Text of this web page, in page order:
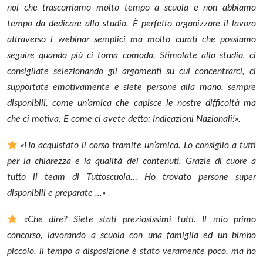
noi che trascorriamo molto tempo a scuola e non abbiamo
tempo da dedicare allo studio. È perfetto organizzare il lavoro
attraverso i webinar semplici ma molto curati che possiamo
seguire quando più ci torna comodo. Stimolate allo studio, ci
consigliate selezionando gli argomenti su cui concentrarci, ci
supportate emotivamente e siete persone alla mano, sempre
disponibili, come un’amica che capisce le nostre difficoltà ma
che ci motiva. E come ci avete detto: Indicazioni Nazionali!».
«Ho acquistato il corso tramite un’amica. Lo consiglio a tutti
per la chiarezza e la qualità dei contenuti. Grazie di cuore a
tutto il team di Tuttoscuola… Ho trovato persone super
disponibili e preparate ...»
«Che dire? Siete stati preziosissimi tutti. Il mio primo
concorso, lavorando a scuola con una famiglia ed un bimbo
piccolo, il tempo a disposizione è stato veramente poco, ma ho